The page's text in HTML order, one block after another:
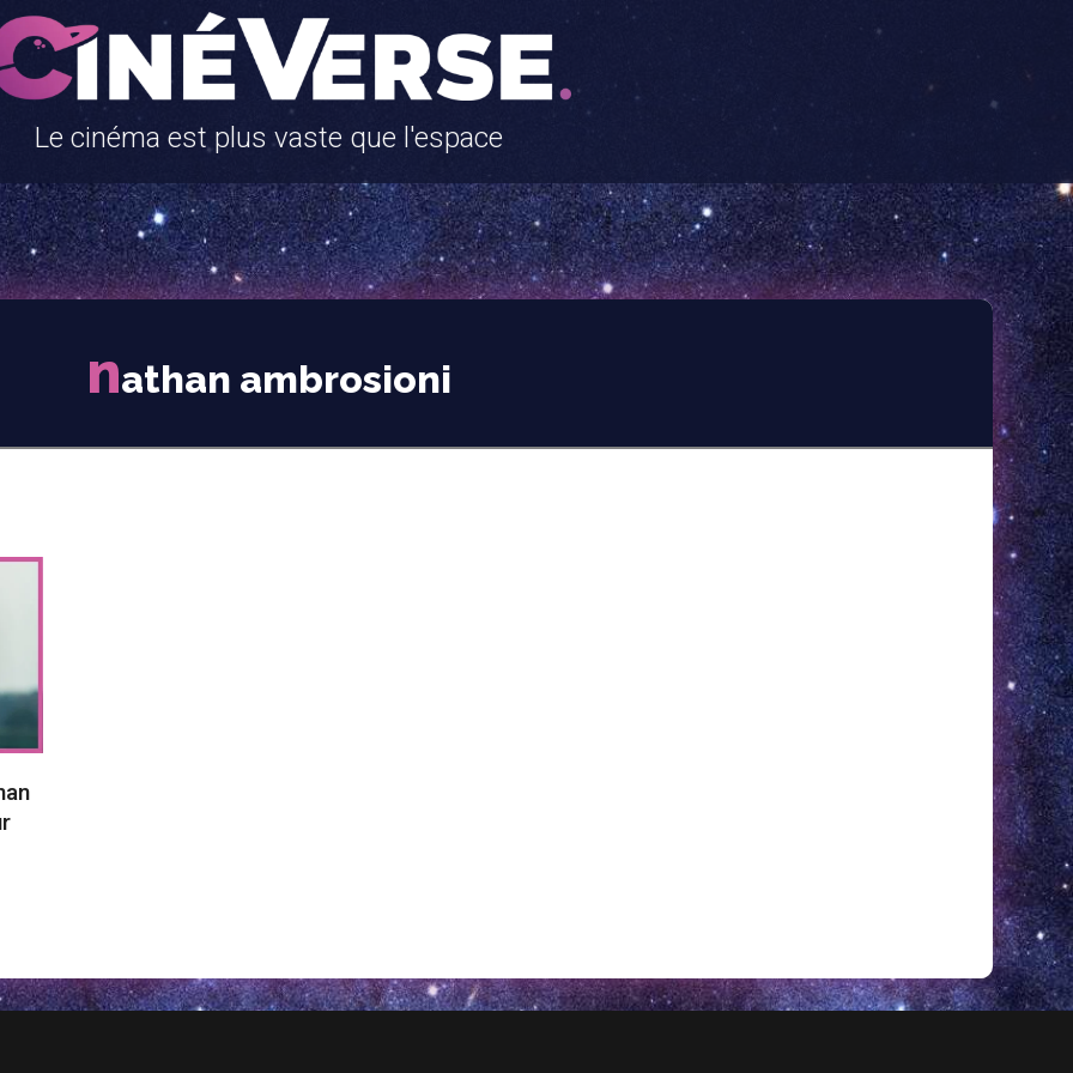
Le cinéma est plus vaste que l'espace
nathan ambrosioni